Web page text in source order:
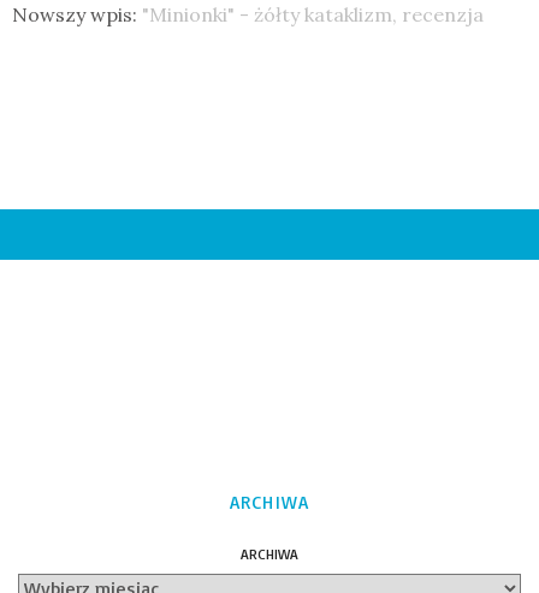
Nowszy wpis: "Minionki" - żółty kataklizm, recenzja
ARCHIWA
ARCHIWA